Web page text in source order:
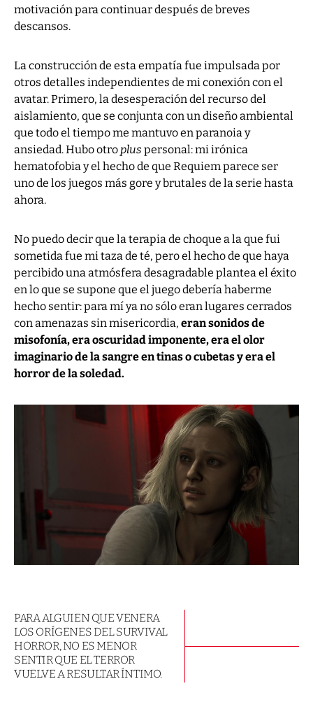
motivación para continuar después de breves
descansos.
La construcción de esta empatía fue impulsada por
otros detalles independientes de mi conexión con el
avatar. Primero, la desesperación del recurso del
aislamiento, que se conjunta con un diseño ambiental
que todo el tiempo me mantuvo en paranoia y
ansiedad. Hubo otro plus personal: mi irónica
hematofobia y el hecho de que Requiem parece ser
uno de los juegos más gore y brutales de la serie hasta
ahora.
No puedo decir que la terapia de choque a la que fui
sometida fue mi taza de té, pero el hecho de que haya
percibido una atmósfera desagradable plantea el éxito
en lo que se supone que el juego debería haberme
hecho sentir: para mí ya no sólo eran lugares cerrados
con amenazas sin misericordia, eran sonidos de
misofonía, era oscuridad imponente, era el olor
imaginario de la sangre en tinas o cubetas y era el
horror de la soledad.
PARA ALGUIEN QUE VENERA
LOS ORÍGENES DEL SURVIVAL
HORROR, NO ES MENOR
SENTIR QUE EL TERROR
VUELVE A RESULTAR ÍNTIMO.